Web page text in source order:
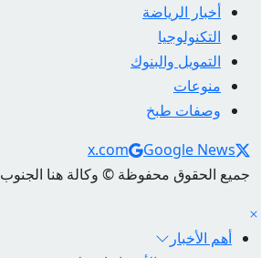
أخبار الرياضة
التكنولوجيا
التمويل والبنوك
منوعات
وصفات طبخ
Social Links
x.com
Google News
جميع الحقوق محفوظة © وكالة هنا الجنوب 2026
أهم الأخبار